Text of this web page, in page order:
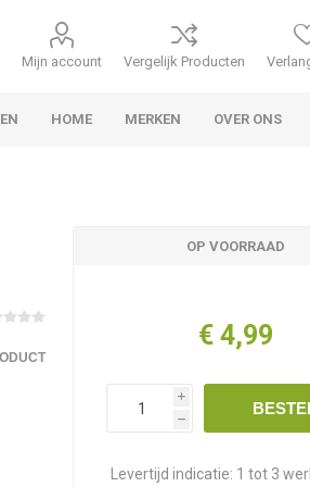
Mijn account Vergelijk Producten
HOME MERKEN OVER ONS
OP VOORRAAD
€ 4,99
i
h
Levertijd indicatie: 1 tot 3